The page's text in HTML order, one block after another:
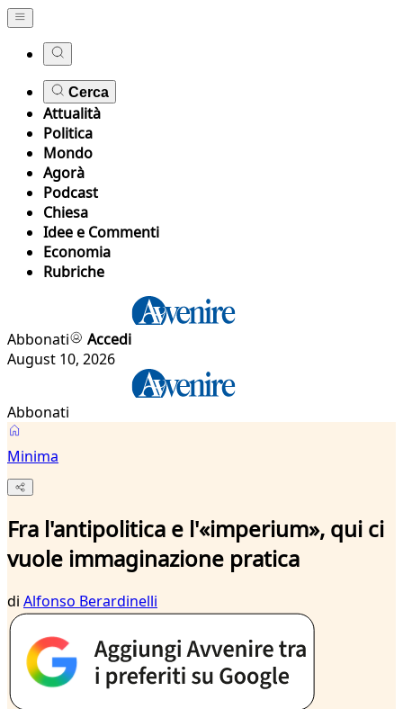
Cerca
Attualità
Politica
Mondo
Agorà
Podcast
Chiesa
Idee e Commenti
Economia
Rubriche
Abbonati
Accedi
August 10, 2026
Abbonati
Minima
Fra l'antipolitica e l'«imperium», qui ci
vuole immaginazione pratica
di Alfonso Berardinelli